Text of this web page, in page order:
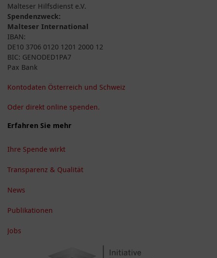
Malteser Hilfsdienst e.V.
Spendenzweck:
Malteser International
IBAN:
DE10 3706 0120 1201 2000 12
BIC: GENODED1PA7
Pax Bank
Kontodaten Österreich und Schweiz
Oder direkt online spenden.
Erfahren Sie mehr
Ihre Spende wirkt
Transparenz & Qualität
News
Publikationen
Jobs